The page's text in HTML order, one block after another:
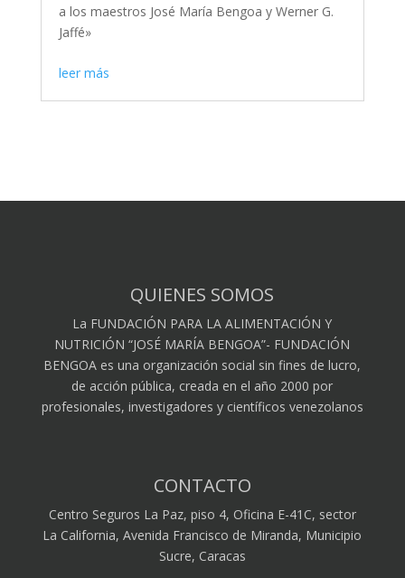
a los maestros José María Bengoa y Werner G.
Jaffé»
leer más
QUIENES SOMOS
La FUNDACIÓN PARA LA ALIMENTACIÓN Y
NUTRICIÓN “JOSÉ MARÍA BENGOA”- FUNDACIÓN
BENGOA es una organización social sin fines de lucro,
de acción pública, creada en el año 2000 por
profesionales, investigadores y científicos venezolanos
CONTACTO
Centro Seguros La Paz, piso 4, Oficina E-41C, sector
La California, Avenida Francisco de Miranda, Municipio
Sucre, Caracas